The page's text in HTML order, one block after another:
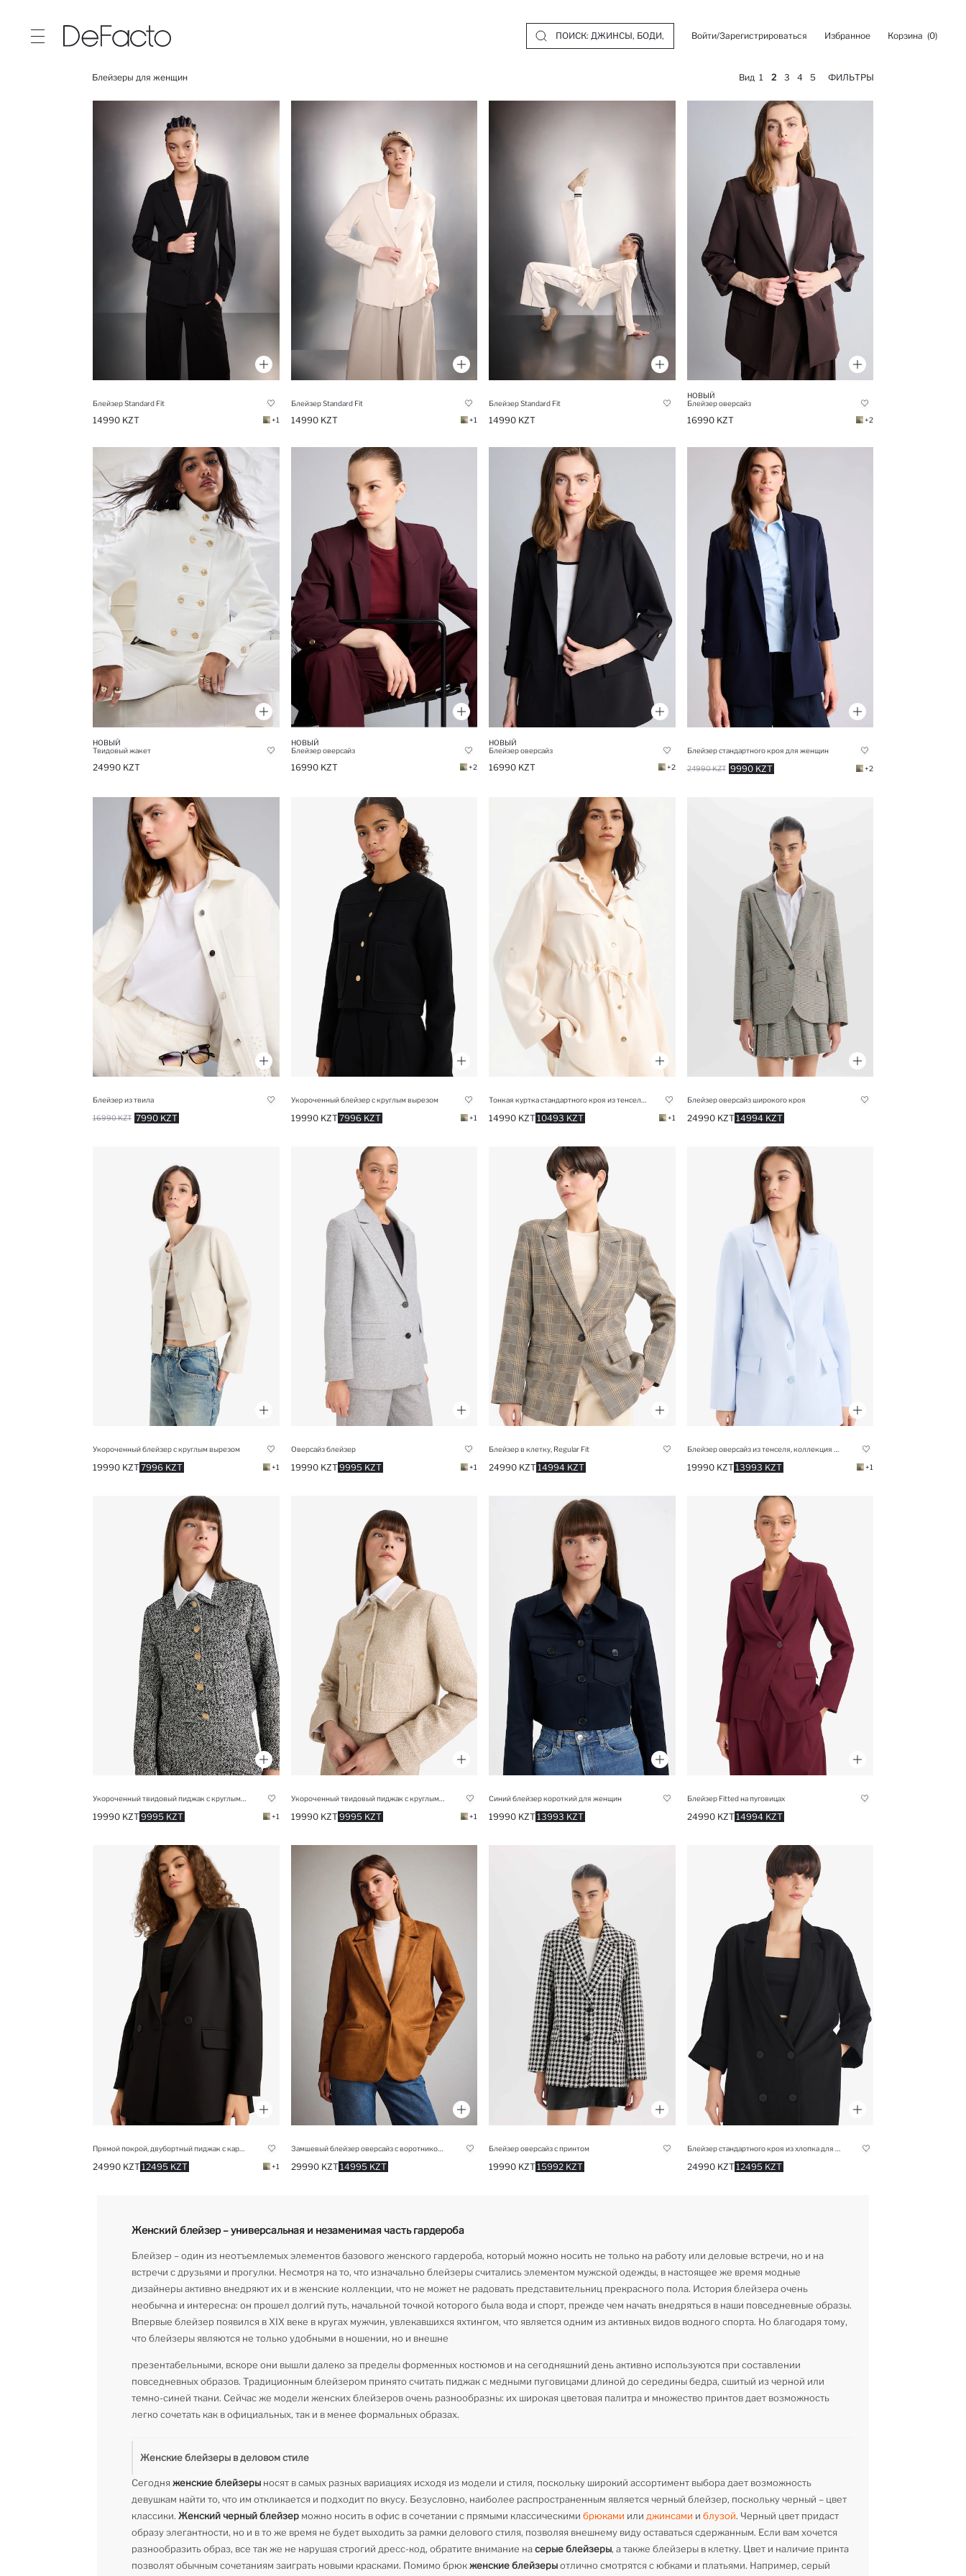
Войти/Зарегистрироваться Избранное Корзина (0)
Блейзеры для женщин Вид 1 2 3 4 5 ФИЛЬТРЫ
Блейзер Standard Fit
14990 KZT +1
Блейзер Standard Fit
14990 KZT +1
Блейзер Standard Fit
14990 KZT
НОВЫЙ
Блейзер оверсайз
16990 KZT +2
НОВЫЙ
Твидовый жакет
24990 KZT
НОВЫЙ
Блейзер оверсайз
16990 KZT +2
НОВЫЙ
Блейзер оверсайз
16990 KZT +2
Блейзер стандартного кроя для женщин
9990 KZT
24990 KZT +2
Блейзер из твила
7990 KZT
16990 KZT
Укороченный блейзер с круглым вырезом
7996 KZT
19990 KZT +1 10493 KZT
14990 KZT +1
Блейзер оверсайз широкого кроя
14994 KZT
24990 KZT
Укороченный блейзер с круглым вырезом
7996 KZT
19990 KZT +1
Оверсайз блейзер
9995 KZT
19990 KZT +1
Блейзер в клетку, Regular Fit
14994 KZT
24990 KZT 13993 KZT
19990 KZT +1
9995 KZT
19990 KZT +1
Укороченный твидовый пиджак с круглым вырезом
9995 KZT
19990 KZT +1
Синий блейзер короткий для женщин
13993 KZT
19990 KZT
Блейзер Fitted на пуговицах
14994 KZT
24990 KZT
12495 KZT
24990 KZT +1
Замшевый блейзер оверсайз с воротником куртки
14995 KZT
29990 KZT
Блейзер оверсайз с принтом
15992 KZT
19990 KZT 12495 KZT
24990 KZT
Женский блейзер – универсальная и незаменимая часть гардероба
Блейзер – один из неотъемлемых элементов базового женского гардероба, который можно носить не только на работу или деловые встречи, но и на
встречи с друзьями и прогулки. Несмотря на то, что изначально блейзеры считались элементом мужской одежды, в настоящее же время модные
дизайнеры активно внедряют их и в женские коллекции, что не может не радовать представительниц прекрасного пола. История блейзера очень
необычна и интересна: он прошел долгий путь, начальной точкой которого была вода и спорт, прежде чем начать внедряться в наши повседневные образы.
Впервые блейзер появился в XIX веке в кругах мужчин, увлекавшихся яхтингом, что является одним из активных видов водного спорта. Но благодаря тому,
что блейзеры являются не только удобными в ношении, но и внешне
презентабельными, вскоре они вышли далеко за пределы форменных костюмов и на сегодняшний день активно используются при составлении
повседневных образов. Традиционным блейзером принято считать пиджак с медными пуговицами длиной до середины бедра, сшитый из черной или
темно-синей ткани. Сейчас же модели женских блейзеров очень разнообразны: их широкая цветовая палитра и множество принтов дает возможность
легко сочетать как в официальных, так и в менее формальных образах.
Женские блейзеры в деловом стиле
Сегодня женские блейзеры носят в самых разных вариациях исходя из модели и стиля, поскольку широкий ассортимент выбора дает возможность
девушкам найти то, что им откликается и подходит по вкусу. Безусловно, наиболее распространенным является черный блейзер, поскольку черный – цвет
классики. Женский черный блейзер можно носить в офис в сочетании с прямыми классическими брюками или джинсами и блузой. Черный цвет придаст
образу элегантности, но и в то же время не будет выходить за рамки делового стиля, позволяя внешнему виду оставаться сдержанным. Если вам хочется
разнообразить образ, все так же не нарушая строгий дресс-код, обратите внимание насерые блейзеры, а также блейзеры в клетку. Цвет и наличие принта
позволят обычным сочетаниям заиграть новыми красками. Помимо брюкженские блейзерыотлично смотрятся с юбками и платьями. Например, серый